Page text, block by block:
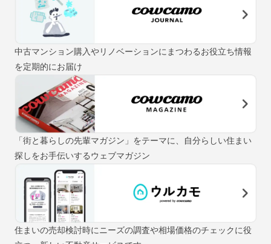
中古マンション購入やリノベーションにまつわるお役立ち情報
を定期的にお届け
「街と暮らしの先輩マガジン」をテーマに、自分らしい住まい
探しをお手伝いするウェブマガジン
住まいの売却検討時にニーズの調査や相場価格のチェックに役